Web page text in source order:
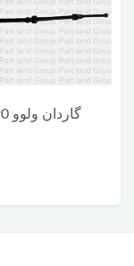
گاردان ولوو XC90